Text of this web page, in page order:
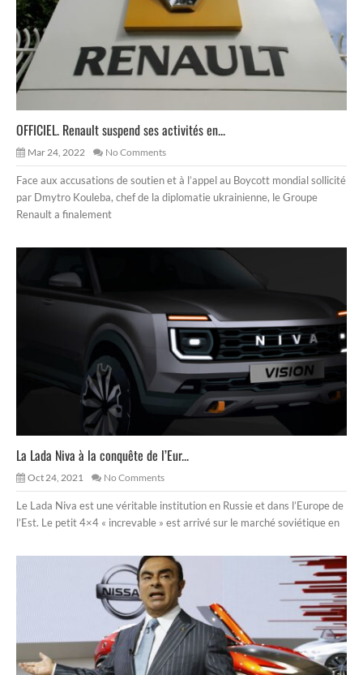
OFFICIEL. Renault suspend ses activités en...
Mar 24, 2022 No Comments
Face aux accusations de soutien et à l’appel au Boycott mondial sollicité
par Dmytro Kouleba, chef de la diplomatie ukrainienne, le Groupe
Renault a finalement
La Lada Niva à la conquête de l’Eur...
Oct 24, 2021 No Comments
Le Lada Niva est une véritable institution en Russie et dans l’Europe de
l’Est. Le petit 4×4 « increvable » est arrivé sur le marché soviétique en